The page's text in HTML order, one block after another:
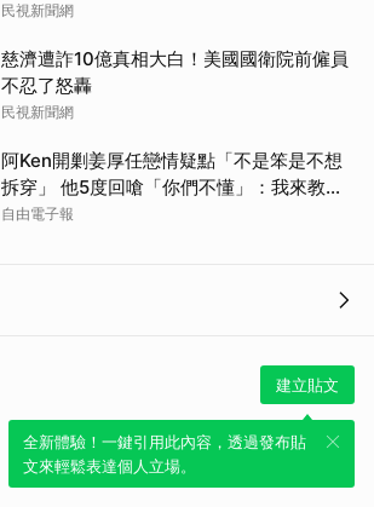
民視新聞網
慈濟遭詐10億真相大白！美國國衛院前僱員
不忍了怒轟
民視新聞網
阿Ken開剿姜厚任戀情疑點「不是笨是不想
拆穿」 他5度回嗆「你們不懂」：我來教育
你們
自由電子報
建立貼文
全新體驗！一鍵引用此內容，透過發布貼
文來輕鬆表達個人立場。